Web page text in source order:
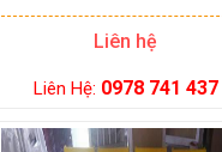
Liên hệ
Liên Hệ: 0978 741 437